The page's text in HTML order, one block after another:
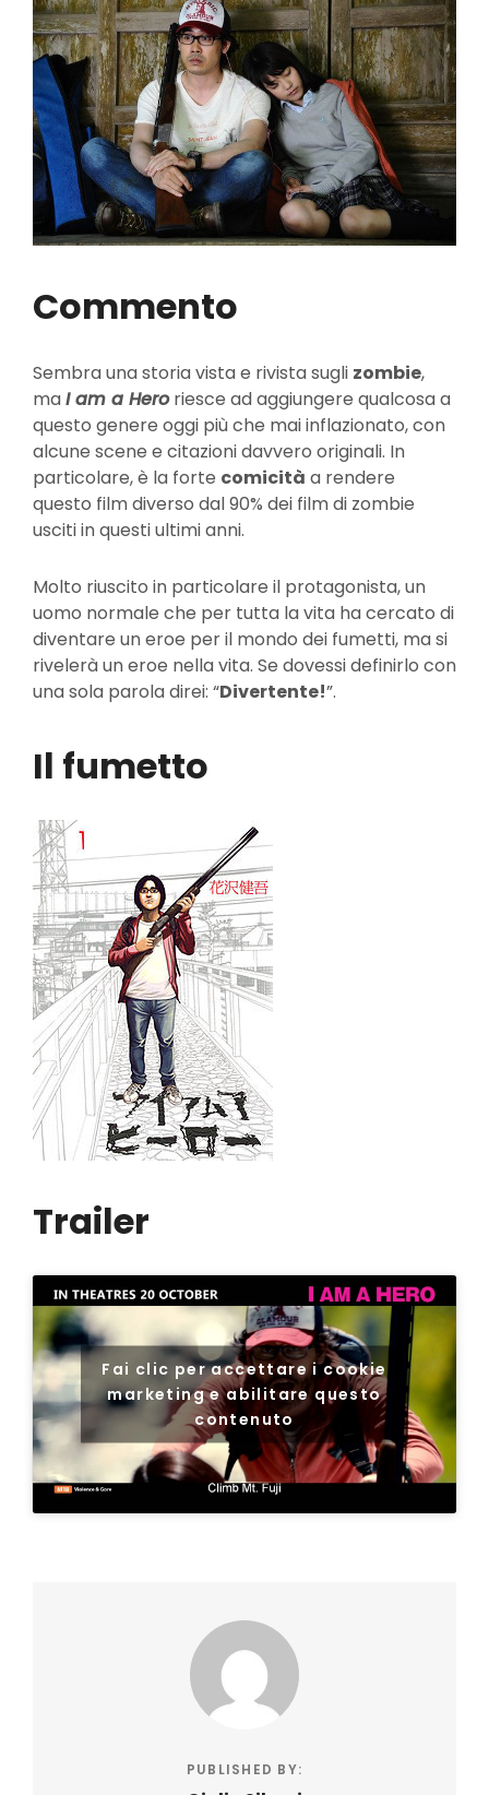
Commento
Sembra una storia vista e rivista sugli zombie,
maI am a Heroriesce ad aggiungere qualcosa a
questo genere oggi più che mai inflazionato, con
alcune scene e citazioni davvero originali. In
particolare, è la forte comicità a rendere
questo film diverso dal 90% dei film di zombie
usciti in questi ultimi anni.
Molto riuscito in particolare il protagonista, un
uomo normale che per tutta la vita ha cercato di
diventare un eroe per il mondo dei fumetti, ma si
rivelerà un eroe nella vita. Se dovessi definirlo con
una sola parola direi: “Divertente!”.
Il fumetto
Trailer
Fai clic per accettare i cookie
marketing e abilitare questo
contenuto
PUBLISHED BY: